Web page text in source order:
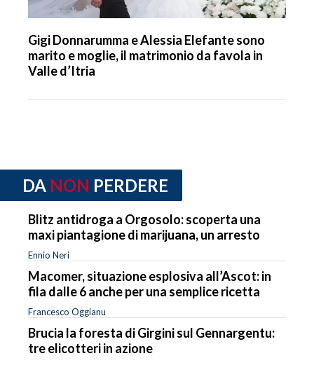
Gigi Donnarumma e Alessia Elefante sono
marito e moglie, il matrimonio da favola in
Valle d’Itria
DA NON PERDERE
Blitz antidroga a Orgosolo: scoperta una
maxi piantagione di marijuana, un arresto
Ennio Neri
Macomer, situazione esplosiva all’Ascot: in
fila dalle 6 anche per una semplice ricetta
Francesco Oggianu
Brucia la foresta di Girgini sul Gennargentu:
tre elicotteri in azione